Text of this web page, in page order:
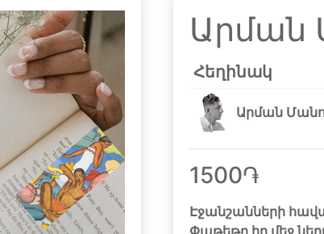
Արման
Հեղինակ
Արման
1500֏
Էջանշանների
Փաթեթը իր մեջ